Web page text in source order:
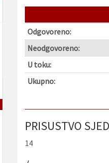
Ukupno:
Odgovoreno:
Neodgovoreno:
U toku:
PRISUSTVO
14